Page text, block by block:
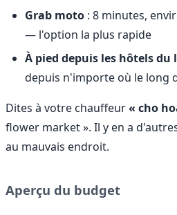
Grab moto : 8 minutes,
— l'option la plus rapide
À pied depuis les hôtels du
depuis n'importe où le long
Dites à votre chauffeur« cho
flower market ». Il y en a
au mauvais endroit.
Aperçu du budget